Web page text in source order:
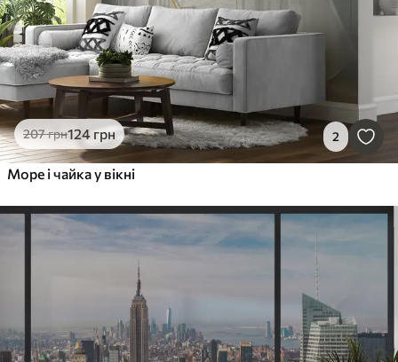
207грн124 грн 2
Море і чайка у вікні